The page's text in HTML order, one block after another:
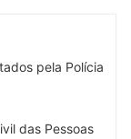
pela Polícia
das Pessoas